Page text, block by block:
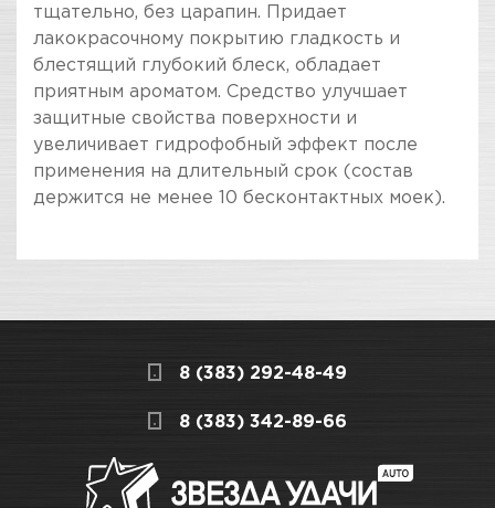
тщательно, без царапин. Придает
лакокрасочному покрытию гладкость и
блестящий глубокий блеск, обладает
приятным ароматом. Средство улучшает
защитные свойства поверхности и
увеличивает гидрофобный эффект после
применения на длительный срок (состав
держится не менее 10 бесконтактных моек).
СКЛАДСКОЙ КОМПЛЕКС
Достаточно
получение товара максимально комфортными,
поэтому подготовили для Вас самую
Как купить товар?
8 (383) 292-48-49
8 (383) 342-89-66